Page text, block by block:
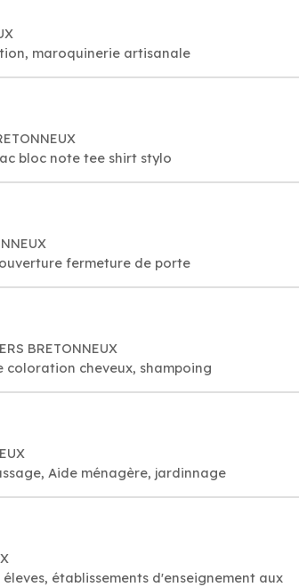
maroquinerie artisanale
bloc note tee shirt stylo
fermeture de porte
BRETONNEUX
coloration cheveux, shampoing
Aide ménagère, jardinnage
Collège public: apprentissage éducation aux éleves, établissements d'enseignement aux